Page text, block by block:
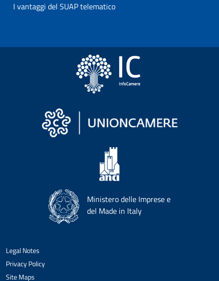
I vantaggi del SUAP telematico
Ministero delle Imprese e
del Made in Italy
Legal Notes
Privacy Policy
Site Maps